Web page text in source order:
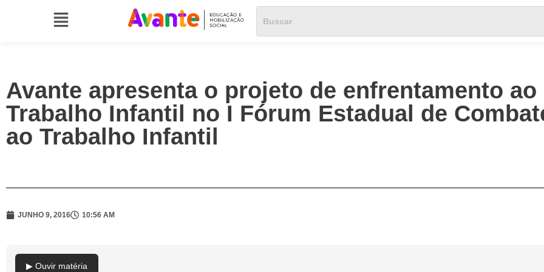
Avante apresenta o projeto de enfrentamento ao
Trabalho Infantil no I Fórum Estadual de
ao Trabalho Infantil
JUNHO 9, 2016 10:56 AM
▶ Ouvir matéria